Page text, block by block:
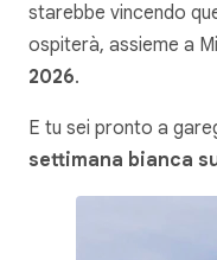
starebbe vincendo
ospiterà, assieme a
2026.
E tu sei pronto a
settimana bianca